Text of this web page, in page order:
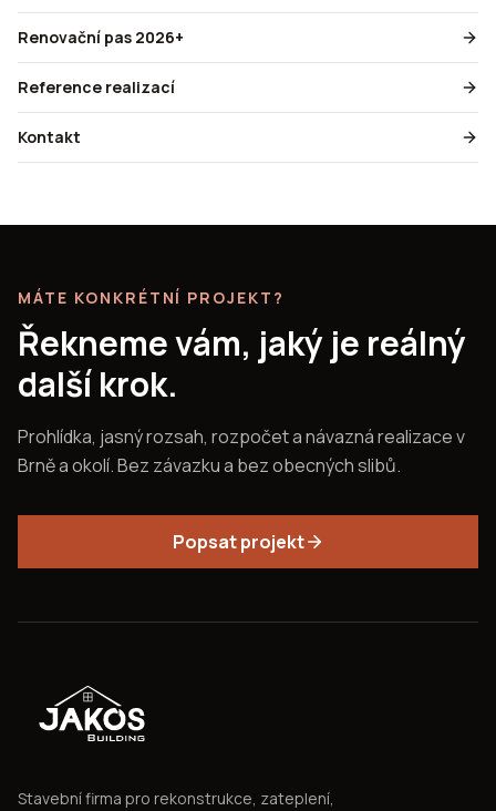
Renovační pas 2026+
Reference realizací
Kontakt
MÁTE KONKRÉTNÍ PROJEKT?
Řekneme vám, jaký je reálný
další krok.
Prohlídka, jasný rozsah, rozpočet a návazná realizace v
Brně a okolí. Bez závazku a bez obecných slibů.
Popsat projekt
Stavební firma pro rekonstrukce, zateplení,